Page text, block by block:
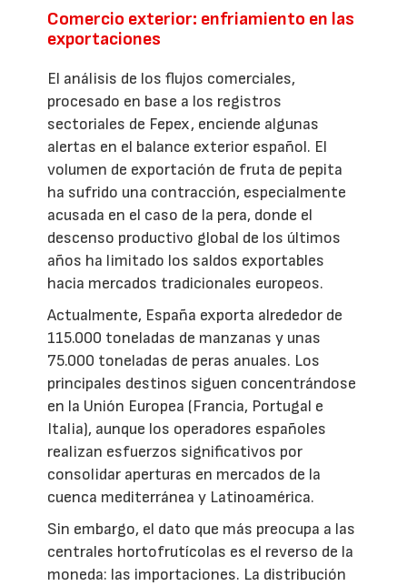
Comercio exterior: enfriamiento en las
exportaciones
El análisis de los flujos comerciales,
procesado en base a los registros
sectoriales de Fepex, enciende algunas
alertas en el balance exterior español. El
volumen de exportación de fruta de pepita
ha sufrido una contracción, especialmente
acusada en el caso de la pera, donde el
descenso productivo global de los últimos
años ha limitado los saldos exportables
hacia mercados tradicionales europeos.
Actualmente, España exporta alrededor de
115.000 toneladas de manzanas y unas
75.000 toneladas de peras anuales. Los
principales destinos siguen concentrándose
en la Unión Europea (Francia, Portugal e
Italia), aunque los operadores españoles
realizan esfuerzos significativos por
consolidar aperturas en mercados de la
cuenca mediterránea y Latinoamérica.
Sin embargo, el dato que más preocupa a las
centrales hortofrutícolas es el reverso de la
moneda: las importaciones. La distribución